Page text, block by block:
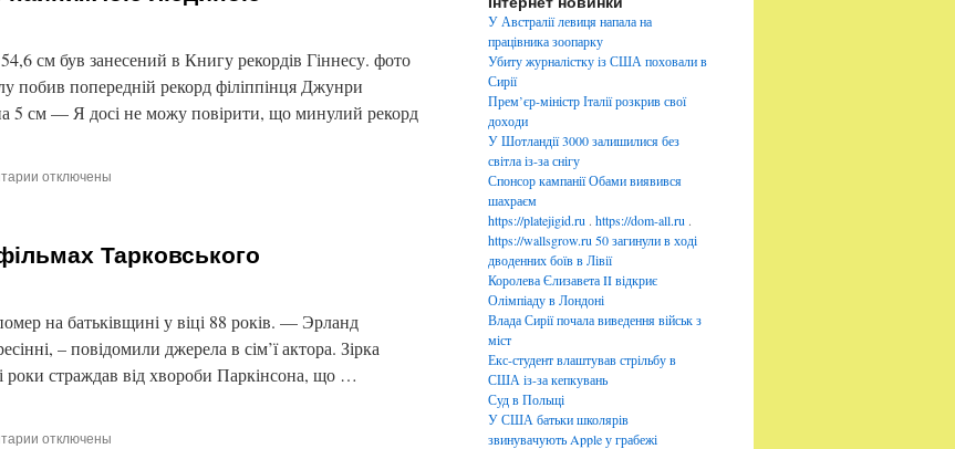
см був занесений в Книгу рекордів Гіннесу. фото
побив попередній рекорд філіппінця Джунри
5 см — Я досі не можу повірити, що минулий рекорд
к
Непалу
людиною
отключены
Тарковського
на батьківщині у віці 88 років. — Эрланд
– повідомили джерела в сім’ї актора. Зірка
роки страждав від хвороби Паркінсона, що …
котключены
р
и
к
и
У Австралії левиця напала на
працівника зоопарку
Убиту журналістку із США поховали в
Сирії
Прем’єр-міністр Італії розкрив свої
доходи
У Шотландії 3000 залишилися без
світла із-за снігу
Спонсор кампанії Обами виявився
шахраєм
https://platejigid.ru . https://dom-all.ru .
https://wallsgrow.ru 50 загинули в ході
дводенних боїв в Лівії
Королева Єлизавета II відкриє
Олімпіаду в Лондоні
Влада Сирії почала виведення військ з
міст
Екс-студент влаштував стрільбу в
США із-за кепкувань
Суд в Польщі
У США батьки школярів
звинувачують Apple у грабежі